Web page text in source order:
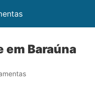
em Baraúna